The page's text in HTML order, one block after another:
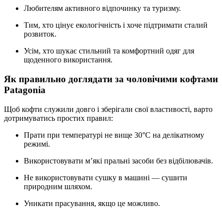
Любителям активного відпочинку та туризму.
Тим, хто цінує екологічність і хоче підтримати сталий
розвиток.
Усім, хто шукає стильний та комфортний одяг для
щоденного використання.
Як правильно доглядати за чоловічими кофтами
Patagonia
Щоб кофти служили довго і зберігали свої властивості, варто
дотримуватись простих правил:
Прати при температурі не вище 30°C на делікатному
режимі.
Використовувати м’які пральні засоби без відбілювачів.
Не використовувати сушку в машині — сушити
природним шляхом.
Уникати прасування, якщо це можливо.